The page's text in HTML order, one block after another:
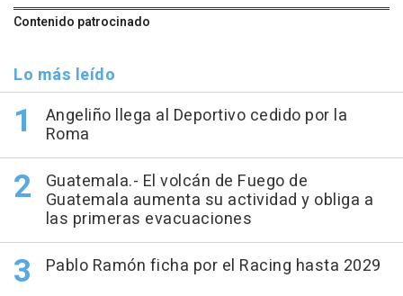
Contenido patrocinado
Lo más leído
Angeliño llega al Deportivo cedido por la
Roma
Guatemala.- El volcán de Fuego de
Guatemala aumenta su actividad y obliga a
las primeras evacuaciones
Pablo Ramón ficha por el Racing hasta 2029